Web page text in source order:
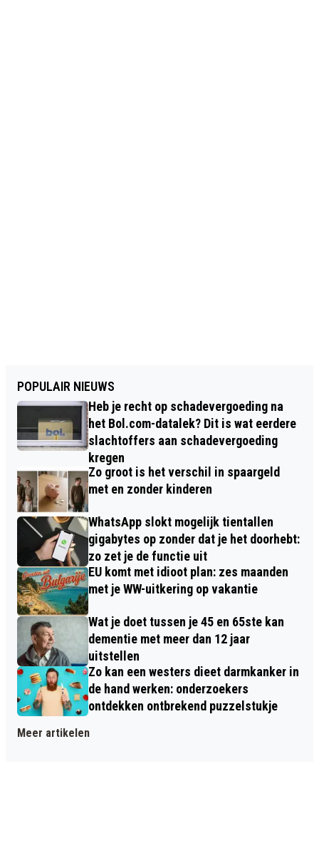
POPULAIR NIEUWS
Heb je recht op schadevergoeding na
het Bol.com-datalek? Dit is wat eerdere
slachtoffers aan schadevergoeding
kregen
Zo groot is het verschil in spaargeld
met en zonder kinderen
WhatsApp slokt mogelijk tientallen
gigabytes op zonder dat je het doorhebt:
zo zet je de functie uit
EU komt met idioot plan: zes maanden
met je WW-uitkering op vakantie
Wat je doet tussen je 45 en 65ste kan
dementie met meer dan 12 jaar
uitstellen
Zo kan een westers dieet darmkanker in
de hand werken: onderzoekers
ontdekken ontbrekend puzzelstukje
Meer artikelen